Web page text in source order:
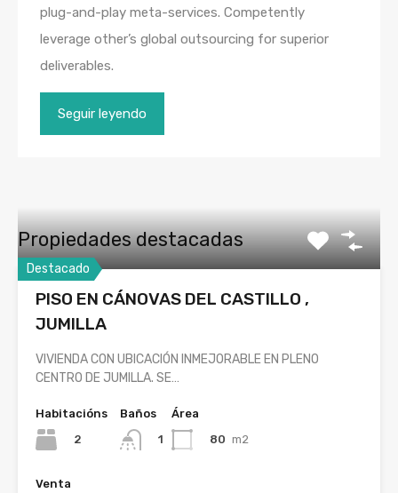
plug-and-play meta-services. Competently
leverage other’s global outsourcing for superior
deliverables.
Seguir leyendo
Propiedades destacadas
Destacado
PISO EN CÁNOVAS DEL CASTILLO ,
JUMILLA
VIVIENDA CON UBICACIÓN INMEJORABLE EN PLENO
CENTRO DE JUMILLA. SE…
Habitacións
2
Baños
1
Área
80 m2
Venta